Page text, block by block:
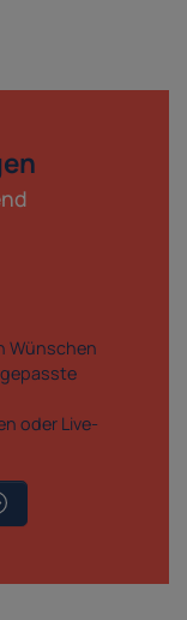
Wünschen
oder Live-